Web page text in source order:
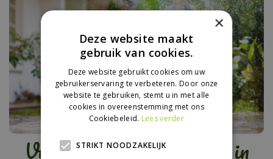
Vakantietips (met kids) in
×
Deze website maakt
gebruik van cookies.
Deze website gebruikt cookies om uw
gebruikerservaring te verbeteren. Door onze
website te gebruiken, stemt u in met alle
cookies in overeenstemming met ons
Cookiebeleid. Lees verder
STRIKT NOODZAKELIJK